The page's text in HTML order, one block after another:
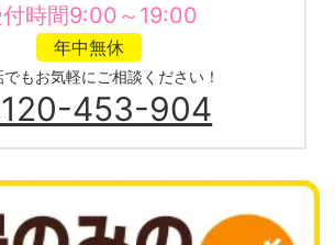
付時間9:00～19:00
年中無休
でもお気軽にご相談ください！
453-904